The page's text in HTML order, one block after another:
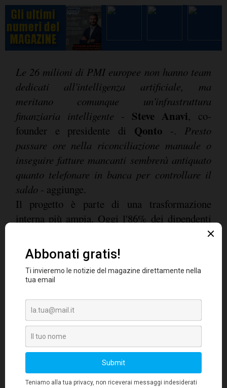
Le 26 milioni di PMI europee non hanno team
dedicati all'intelligenza artificiale, ma
meritano comunque un'infrastruttura
finanziaria intelligente - Steve Anavi, co-
founder e presidente di Qonto-. Presto
passare ore nella riconciliazione manuale o
inseguire fatture mancanti sembrerà antiquato
quanto telefonare in banca per controllare il
saldo- aggiunge.
Il progetto è parte di una trasformazione
interna più ampia. Oggi l'86% dei dipendenti
utilizza quotidianamente strumenti
AI in tutti i reparti. Nel 2024 è stato introdotto
Moshi, un bot di supporto disponibile 24ore su
24 in otto lingue, che gestisce il 60% delle
Germi, agente AI per la gestione del rischio e
della compliance, mentre sul fronte tecnico gli
agenti autonomi hanno gestito 800 modifiche al
codice nel solo marzo2026. Per la
Tolkiha ridotto i tempi di
adattamento linguistico del 70%.